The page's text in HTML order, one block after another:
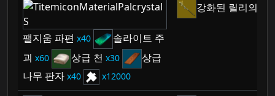
팰지움 파편 40
솔라이트 주
괴
60 상급 천 30
상급
나무 판자 40 12000
강화된 릴리의 창